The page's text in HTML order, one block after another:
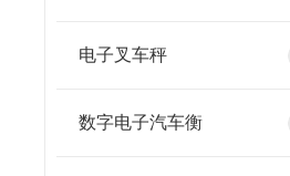
电子叉车秤
数字电子汽车衡